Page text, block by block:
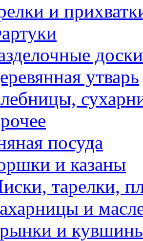
и
доски
утварь
посуда
и казаны
тарелки,
и
и